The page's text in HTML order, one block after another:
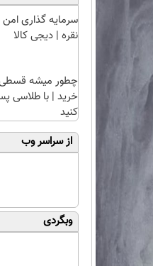
سرمایه گذاری امن
نقره | دیجی کالا
چطور میشه قسطی
خرید | با طلاسی
کنید
از سراسر وب
وبگردی